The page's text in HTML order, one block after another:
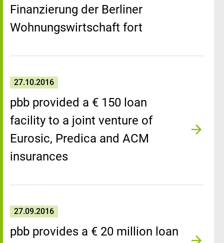
Finanzierung der Berliner
Wohnungswirtschaft fort
27.10.2016
pbb provided a € 150 loan
facility to a joint venture of
Eurosic, Predica and ACM
insurances
27.09.2016
pbb provides a € 20 million loan